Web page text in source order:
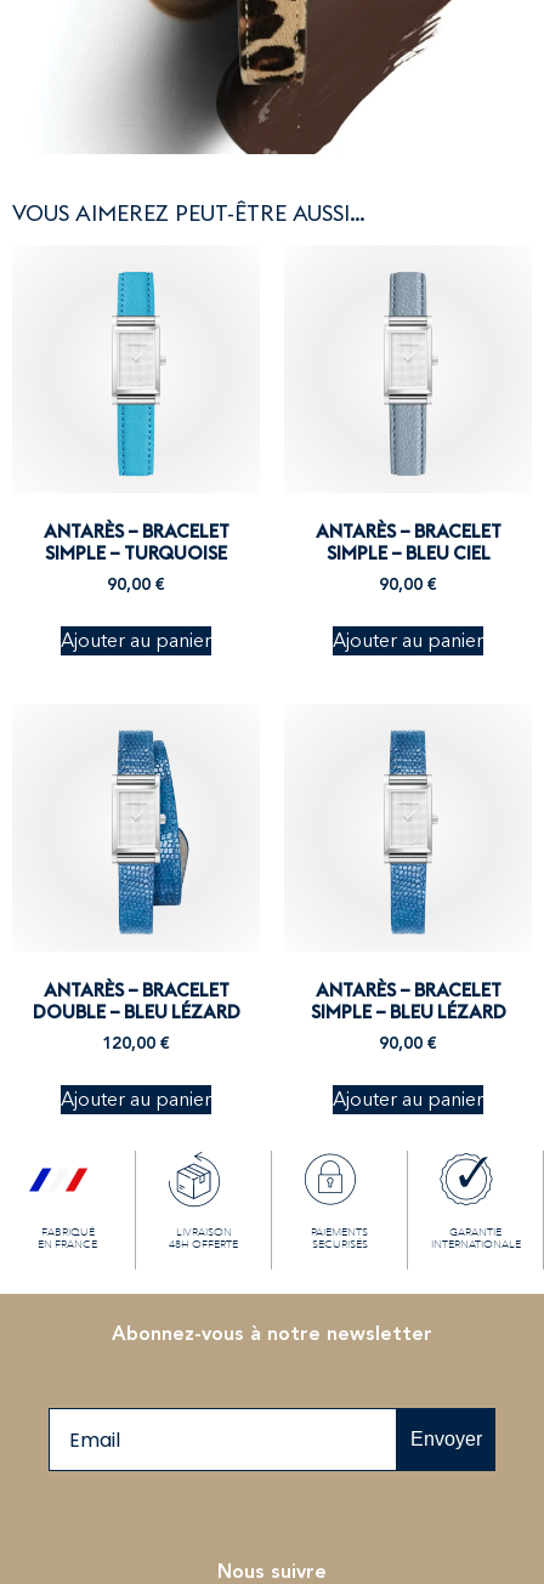
VOUS AIMEREZ PEUT-ÊTRE AUSSI…
ANTARÈS – BRACELET
SIMPLE – TURQUOISE
90,00 €
Ajouter au panier
ANTARÈS – BRACELET
SIMPLE – BLEU CIEL
90,00 €
Ajouter au panier
ANTARÈS – BRACELET
DOUBLE – BLEU LÉZARD
120,00 €
Ajouter au panier
ANTARÈS – BRACELET
SIMPLE – BLEU LÉZARD
90,00 €
Ajouter au panier
FABRIQUÉ
EN FRANCE
LIVRAISON
48H OFFERTE
PAIEMENTS
SECURISÉS
GARANTIE
INTERNATIONALE
Abonnez-vous à notre newsletter
Envoyer
Nous suivre